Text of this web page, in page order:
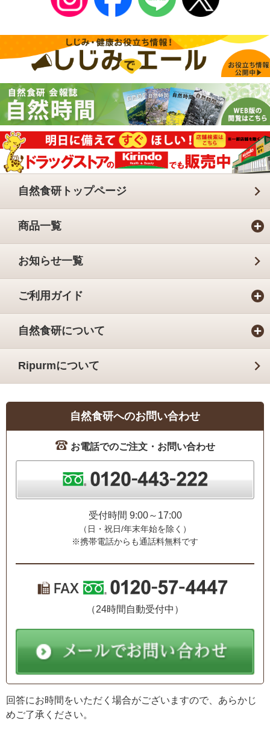
自然食研トップページ
商品一覧
お知らせ一覧
ご利用ガイド
自然食研について
Ripurmについて
自然食研へのお問い合わせ
お電話でのご注文・お問い合わせ
受付時間 9:00～17:00
（日・祝日/年末年始を除く）
※携帯電話からも通話料無料です
（24時間自動受付中）
回答にお時間をいただく場合がございますので、あらかじ
めご了承ください。